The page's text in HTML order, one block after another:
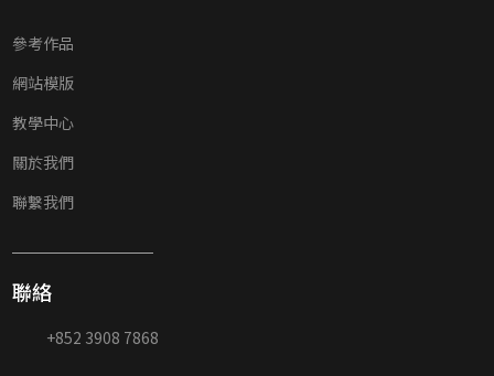
參考作品
網站模版
教學中心
關於我們
聯繫我們
聯絡
+852 3908 7868